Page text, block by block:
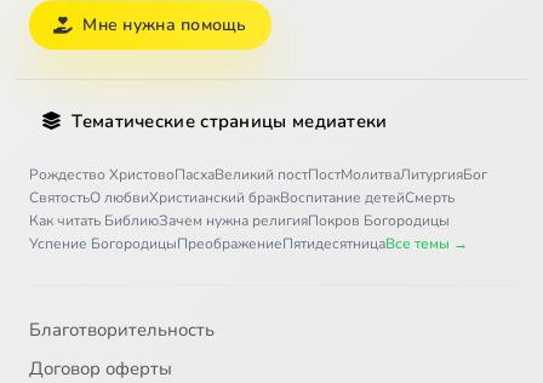
Мне нужна помощь
Тематические страницы медиатеки
Рождество ХристовоПасхаВеликий постПостМолитваЛитургияБог
СвятостьО любвиХристианский бракВоспитание детейСмерть
Как читать БиблиюЗачем нужна религияПокров Богородицы
Успение БогородицыПреображениеПятидесятницаВсе темы →
Благотворительность
Договор оферты